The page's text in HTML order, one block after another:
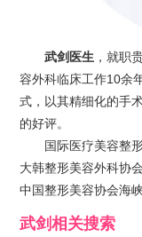
武剑医生 ，就职
容外科临床工作10余
式，以其精细化的手
的好评。
国际医疗美容整
大韩整形美容外科协
中国整形美容协会海
武剑相关搜索